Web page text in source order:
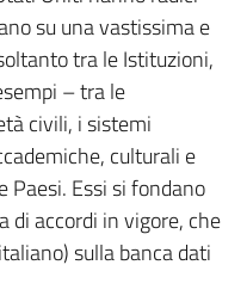
su una vastissima e
tra le Istituzioni,
– tra le
civili, i sistemi
culturali e
Essi si fondano
di accordi in vigore, che
sulla banca dati